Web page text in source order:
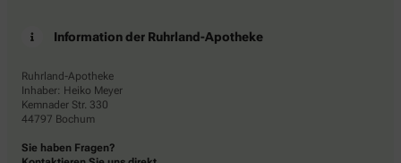
Information der Ruhrland-Apotheke
Ruhrland-Apotheke
Inhaber: Heiko Meyer
Kemnader Str. 330
44797 Bochum
Sie haben Fragen?